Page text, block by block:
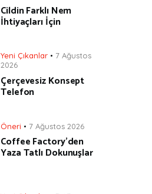
Cildin Farklı Nem
İhtiyaçları İçin
Yeni Çıkanlar
7 Ağustos
2026
Çerçevesiz Konsept
Telefon
Öneri 7 Ağustos 2026
Coffee Factory’den
Yaza Tatlı Dokunuşlar